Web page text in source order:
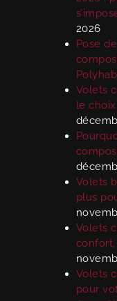
2026
Pose
Volets
le
Volets
plus
Volets
Volets
pour